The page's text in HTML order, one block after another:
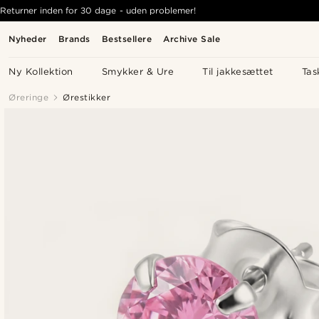
Nyheder Brands Bestsellere Archive Sale
Ny Kollektion Smykker & Ure Til jakkesættet
Returner inden for 30 dage - uden problemer!
Øreringe Ørestikker